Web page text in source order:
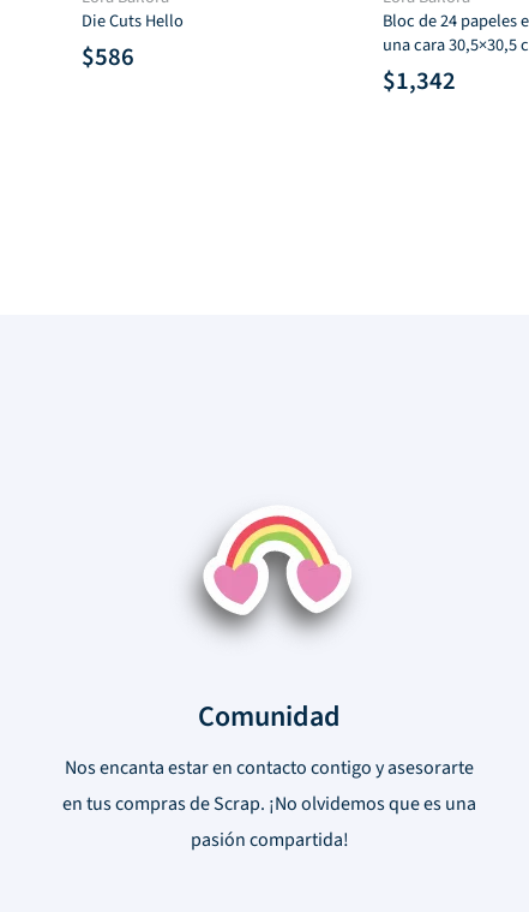
Die Cuts Hello
$586
Bloc de 24 papeles
una cara 30,5×30,5
$1,342
Comunidad
Nos encanta estar en contacto contigo y asesorarte
en tus compras de Scrap. ¡No olvidemos que es una
pasión compartida!